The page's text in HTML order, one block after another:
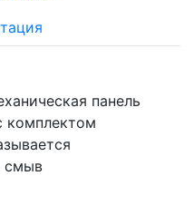
панель
комплектом
смыв